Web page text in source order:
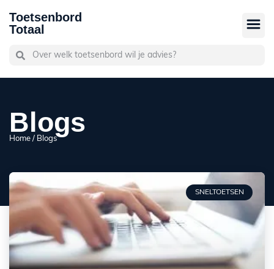
Toetsenbord
Totaal
Blogs
Home / Blogs
SNELTOETSEN